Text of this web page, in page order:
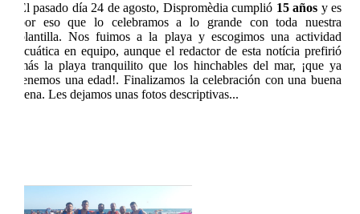
El pasado día 24 de agosto, Dispromèdia cumplió 15 años y es
por eso que lo celebramos a lo grande con toda nuestra
plantilla. Nos fuimos a la playa y escogimos una actividad
acuática en equipo, aunque el redactor de esta notícia prefirió
más la playa tranquilito que los hinchables del mar, ¡que ya
tenemos una edad!. Finalizamos la celebración con una buena
cena. Les dejamos unas fotos descriptivas...